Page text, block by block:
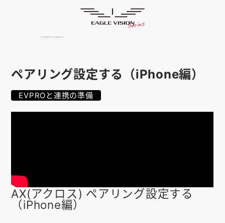
ゴルフナビ
ピンポジ君 PIN POSITION
対応コース
サポート
使用方法
ペアリング設定する（iPhone編）
EVPROと連携の準備
AX(アクロス) ペアリング設定する
（iPhone編）